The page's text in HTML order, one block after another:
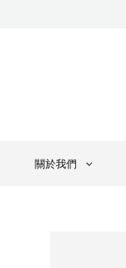
關於我們